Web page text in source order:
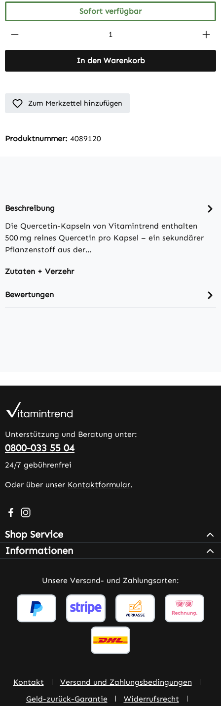
Sofort verfügbar
Produkt Anzahl: Gib den gewünschten
In den Warenkorb
Zum Merkzettel hinzufügen
Produktnummer: 4089120
Beschreibung
Die Quercetin-Kapseln von Vitamintrend enthalten
500 mg reines Quercetin pro Kapsel – ein sekundärer
Pflanzenstoff aus der…
Zutaten + Verzehr
Bewertungen
Unterstützung und Beratung unter:
0800-033 55 04
24/7 gebührenfrei
Oder über unser Kontaktformular.
Besuche uns auf Facebook – öffnet in neuem Tab
Schau auf Instagram vorbei – öffnet in neuem Tab
Shop Service
Informationen
Unsere Versand- und Zahlungsarten:
Kontakt
Versand und Zahlungsbedingungen
Geld-zurück-Garantie
Widerrufsrecht